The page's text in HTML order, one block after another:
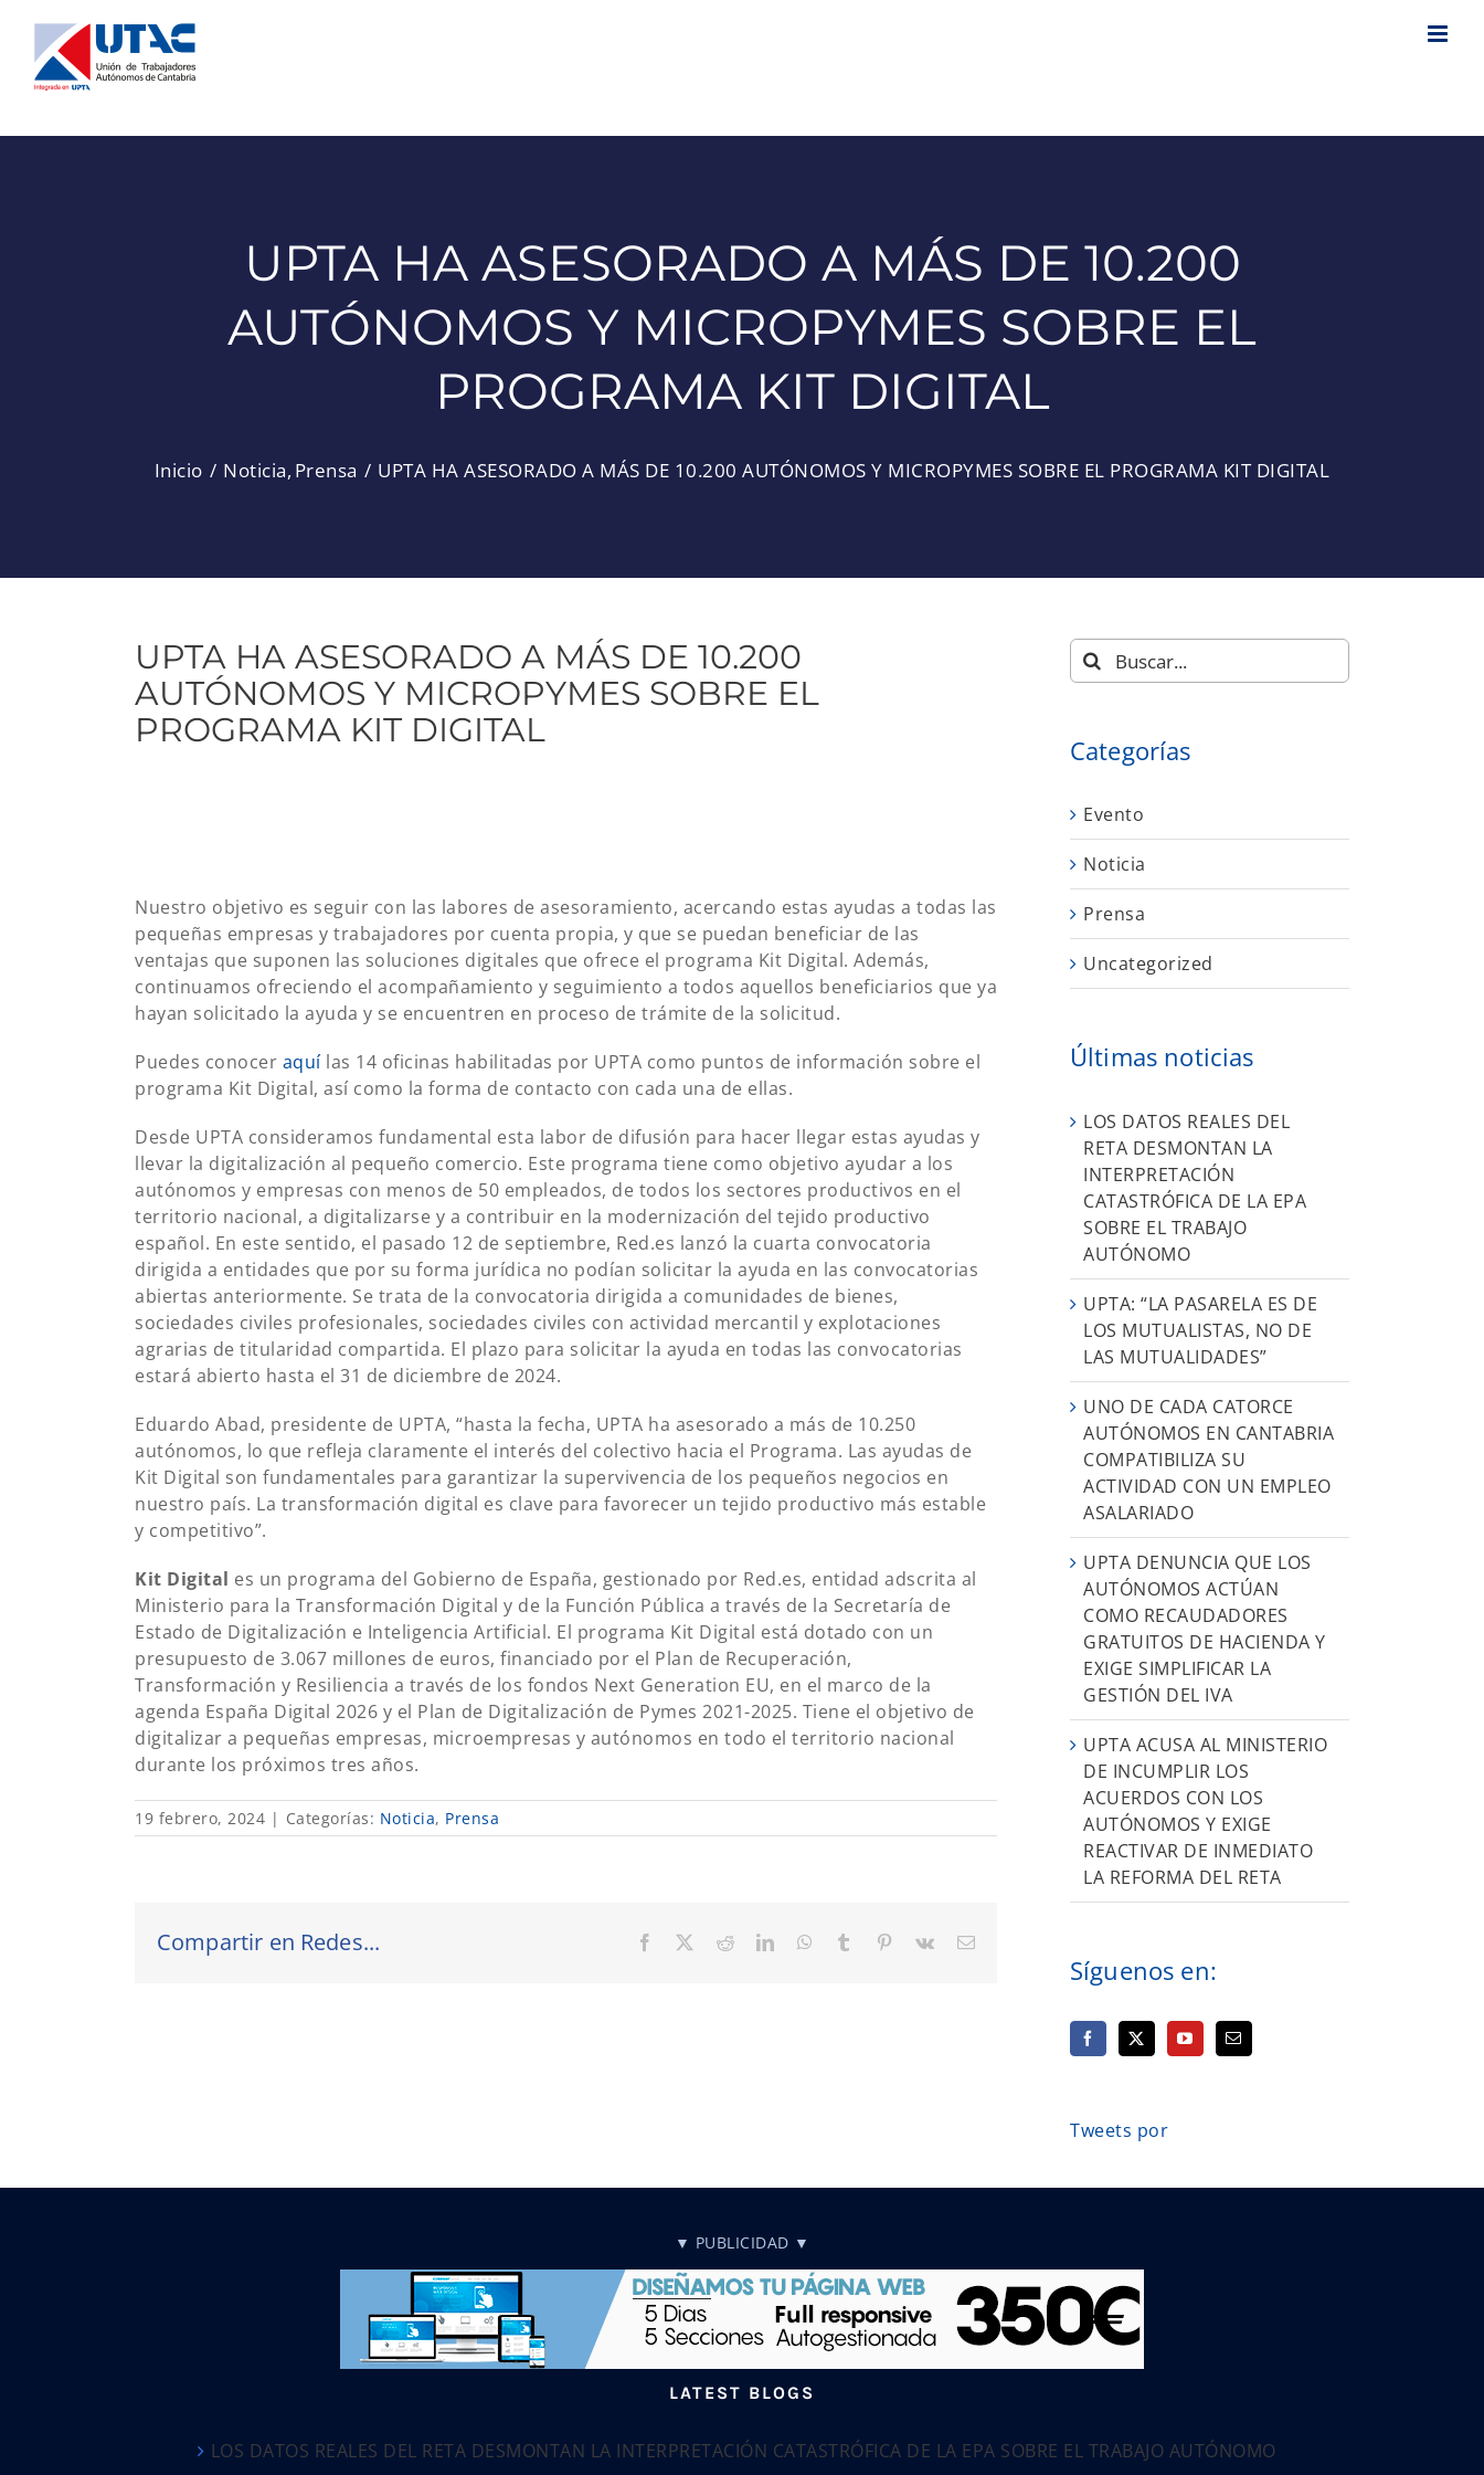
contenido
UPTA HA ASESORADO A MÁS DE 10.200
AUTÓNOMOS Y MICROPYMES SOBRE EL
PROGRAMA KIT DIGITAL
Inicio Noticia Prensa UPTA HA ASESORADO A MÁS DE 10.200 AUTÓNOMOS Y MICROPYMES SOBRE EL PROGRAMA KIT DIGITAL
UPTA HA ASESORADO A MÁS DE 10.200
AUTÓNOMOS Y MICROPYMES SOBRE EL
PROGRAMA KIT DIGITAL
Nuestro objetivo es seguir con las labores de asesoramiento, acercando estas ayudas a todas las
pequeñas empresas y trabajadores por cuenta propia, y que se puedan beneficiar de las
ventajas que suponen las soluciones digitales que ofrece el programa Kit Digital. Además,
continuamos ofreciendo el acompañamiento y seguimiento a todos aquellos beneficiarios que ya
hayan solicitado la ayuda y se encuentren en proceso de trámite de la solicitud.
Puedes conocer aquílas 14 oficinas habilitadas por UPTA como puntos de información sobre el
programa Kit Digital, así como la forma de contacto con cada una de ellas.
Desde UPTA consideramos fundamental esta labor de difusión para hacer llegar estas ayudas y
llevar la digitalización al pequeño comercio. Este programa tiene como objetivo ayudar a los
autónomos y empresas con menos de 50 empleados, de todos los sectores productivos en el
territorio nacional, a digitalizarse y a contribuir en la modernización del tejido productivo
español. En este sentido, el pasado 12 de septiembre, Red.es lanzó la cuarta convocatoria
dirigida a entidades que por su forma jurídica no podían solicitar la ayuda en las convocatorias
abiertas anteriormente. Se trata de la convocatoria dirigida a comunidades de bienes,
sociedades civiles profesionales, sociedades civiles con actividad mercantil y explotaciones
agrarias de titularidad compartida. El plazo para solicitar la ayuda en todas las convocatorias
estará abierto hasta el 31 de diciembre de 2024.
Eduardo Abad, presidente de UPTA, “hasta la fecha, UPTA ha asesorado a más de 10.250
autónomos, lo que refleja claramente el interés del colectivo hacia el Programa. Las ayudas de
Kit Digital son fundamentales para garantizar la supervivencia de los pequeños negocios en
nuestro país. La transformación digital es clave para favorecer un tejido productivo más estable
y competitivo”.
Kit Digital es un programa del Gobierno de España, gestionado por Red.es, entidad adscrita al
Ministerio para la Transformación Digital y de la Función Pública a través de la Secretaría de
Estado de Digitalización e Inteligencia Artificial. El programa Kit Digital está dotado con un
presupuesto de 3.067 millones de euros, financiado por el Plan de Recuperación,
Transformación y Resiliencia a través de los fondos Next Generation EU, en el marco de la
agenda España Digital 2026 y el Plan de Digitalización de Pymes 2021-2025. Tiene el objetivo de
digitalizar a pequeñas empresas, microempresas y autónomos en todo el territorio nacional
durante los próximos tres años.
19 febrero, 2024 | Categorías: Noticia, Prensa
Compartir en Redes... Facebook RedditLinkedInWhatsApp
Tumblr Pinterest
Vk
Correo
Buscar:
Categorías
Evento
Noticia
Prensa
Uncategorized
Últimas noticias
LOS DATOS REALES DEL
RETA DESMONTAN LA
INTERPRETACIÓN
CATASTRÓFICA DE LA EPA
SOBRE EL TRABAJO
AUTÓNOMO
UPTA: “LA PASARELA ES DE
LOS MUTUALISTAS, NO DE
LAS MUTUALIDADES”
UNO DE CADA CATORCE
AUTÓNOMOS EN CANTABRIA
COMPATIBILIZA SU
ACTIVIDAD CON UN EMPLEO
ASALARIADO
UPTA DENUNCIA QUE LOS
AUTÓNOMOS ACTÚAN
COMO RECAUDADORES
GRATUITOS DE HACIENDA Y
EXIGE SIMPLIFICAR LA
GESTIÓN DEL IVA
UPTA ACUSA AL MINISTERIO
DE INCUMPLIR LOS
ACUERDOS CON LOS
AUTÓNOMOS Y EXIGE
REACTIVAR DE INMEDIATO
LA REFORMA DEL RETA
Síguenos en:
Tweets por
▼ PUBLICIDAD ▼
LATEST BLOGS
LOS DATOS REALES DEL RETA DESMONTAN LA INTERPRETACIÓN CATASTRÓFICA DE LA EPA SOBRE EL TRABAJO AUTÓNOMO